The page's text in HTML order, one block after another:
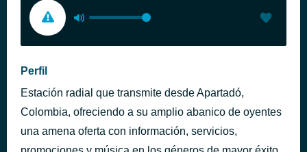
Perfil
Estación radial que transmite desde Apartadó,
Colombia, ofreciendo a su amplio abanico de oyentes
una amena oferta con información, servicios,